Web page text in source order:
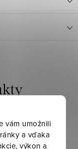
vám umožnili
a vďaka
výkon a